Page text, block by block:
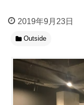
2019年9月23日
Outside